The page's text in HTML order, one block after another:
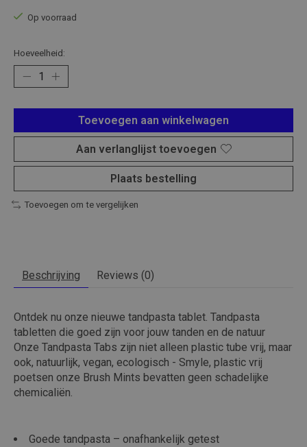
Op voorraad
Hoeveelheid:
Toevoegen aan winkelwagen
Aan verlanglijst toevoegen
Plaats bestelling
Toevoegen om te vergelijken
Beschrijving Reviews (0)
Ontdek nu onze nieuwe tandpasta tablet. Tandpasta
tabletten die goed zijn voor jouw tanden en de natuur
Onze Tandpasta Tabs zijn niet alleen plastic tube vrij, maar
ook, natuurlijk, vegan, ecologisch - Smyle, plastic vrij
poetsen onze Brush Mints bevatten geen schadelijke
chemicaliën.
Goede tandpasta – onafhankelijk getest